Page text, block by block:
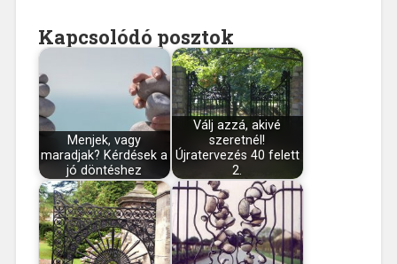
Kapcsolódó posztok
Menjek, vagy
maradjak? Kérdések a
jó döntéshez
Válj azzá, akivé
szeretnél!
Újratervezés 40 felett
2.